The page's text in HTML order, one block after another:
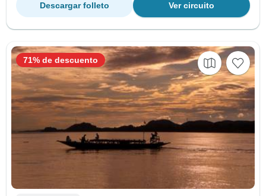
Ver circuito
Descargar folleto
71% de descuento